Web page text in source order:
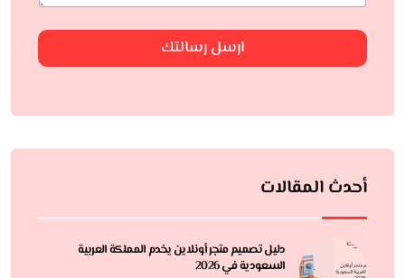
ارسل رسالتك
أحدث المقالات
دليل تصميم متجر أونلاين يخدم المملكة العربية
السعودية في 2026